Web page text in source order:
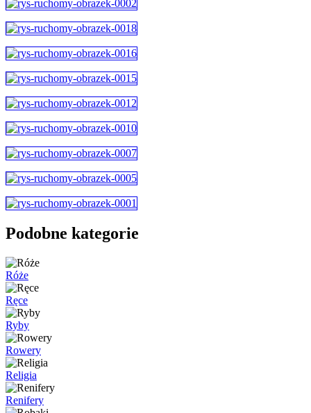
Podobne kategorie
Róże
Ręce
Ryby
Rowery
Religia
Renifery